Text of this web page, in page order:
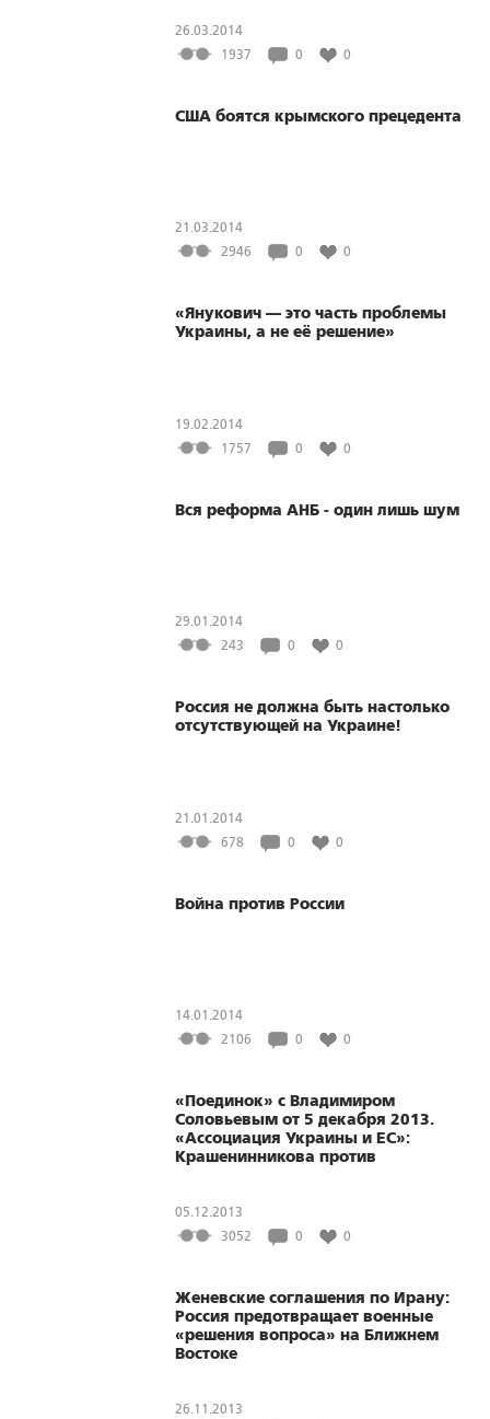
26.03.2014
1937
0 0
США боятся крымского прецедента
21.03.2014
2946
0 0
«Янукович — это часть проблемы
Украины, а не её решение»
19.02.2014
1757
0 0
Вся реформа АНБ - один лишь шум
29.01.2014
243
0 0
Россия не должна быть настолько
отсутствующей на Украине!
21.01.2014
678
0 0
Война против России
14.01.2014
2106
0 0
«Поединок» с Владимиром
Соловьевым от 5 декабря 2013.
«Ассоциация Украины и ЕС»:
Крашенинникова против
05.12.2013
3052
0 0
Женевские соглашения по Ирану:
Россия предотвращает военные
«решения вопроса» на Ближнем
Востоке
26.11.2013